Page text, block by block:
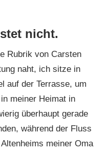
nicht.
Rubrik von Carsten
naht, ich sitze in
auf der Terrasse, um
meiner Heimat in
überhaupt gerade
während der Fluss
meiner Oma